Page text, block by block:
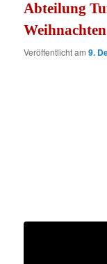
springen
springen
Abteilung
Weihnachten
Veröffentlicht am9.